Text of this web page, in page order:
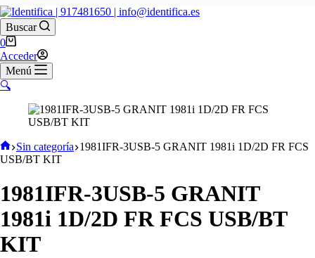
Buscar
Carro
de
compra
0
Acceder
Menú
🔍
Inicio
Sin categoría 1981IFR-3USB-5 GRANIT 1981i 1D/2D FR FCS
USB/BT KIT
1981IFR-3USB-5 GRANIT
1981i 1D/2D FR FCS USB/BT
KIT